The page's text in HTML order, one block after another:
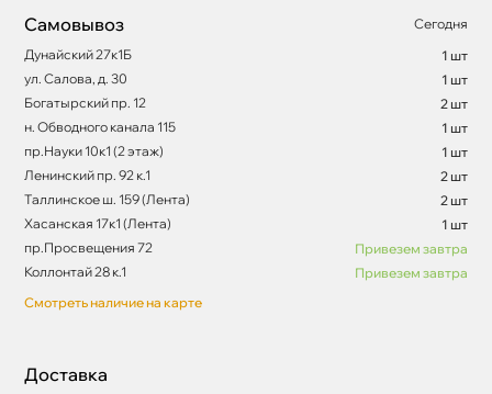
Самовывоз
Сегодня
Дунайский 27к1Б
1 шт
ул. Салова, д. 30
1 шт
Богатырский пр. 12
2 шт
н. Обводного канала 115
1 шт
пр.Науки 10к1 (2 этаж)
1 шт
Ленинский пр. 92 к.1
2 шт
Таллинское ш. 159 (Лента)
2 шт
Хасанская 17к1 (Лента)
1 шт
пр.Просвещения 72
Привезем завтра
Коллонтай 28 к.1
Привезем завтра
Смотреть наличие на карте
Доставка